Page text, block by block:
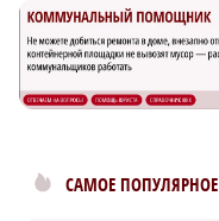
САМОЕ ПОПУЛЯРНОЕ